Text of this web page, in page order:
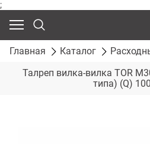
;
Главная Каталог
Талреп вилка-вилка TOR
типа) (Q)